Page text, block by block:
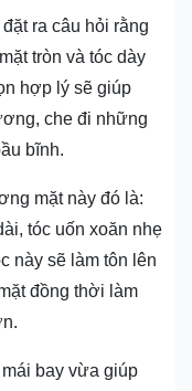
ra câu hỏi rằng
tròn và tóc dày
hợp lý sẽ giúp
che đi những
bĩnh.
mặt này đó là:
tóc uốn xoăn nhẹ
này sẽ làm tôn lên
đồng thời làm
bay vừa giúp